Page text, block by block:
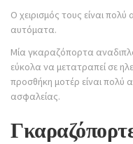
Ο χειρισμός τους είναι πολύ
αυτόματα.
Μία γκαραζόπορτα
εύκολα να μετατραπεί σε
προσθήκη μοτέρ είναι πολύ
ασφαλείας.